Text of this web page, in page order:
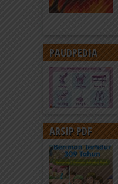
PAUDPEDIA
ARSIP PDF